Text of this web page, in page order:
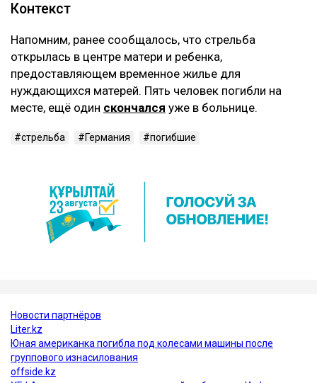
Контекст
Напомним, ранее сообщалось, что стрельба
открылась в центре матери и ребенка,
предоставляющем временное жилье для
нуждающихся матерей. Пять человек погибли на
месте, ещё один скончался уже в больнице.
стрельба Германия погибшие